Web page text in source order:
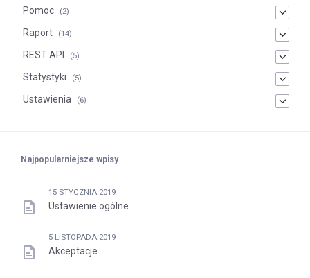
Pomoc (2)
Raport (14)
REST API (5)
Statystyki (5)
Ustawienia (6)
Najpopularniejsze wpisy
15 STYCZNIA 2019
Ustawienie ogólne
5 LISTOPADA 2019
Akceptacje